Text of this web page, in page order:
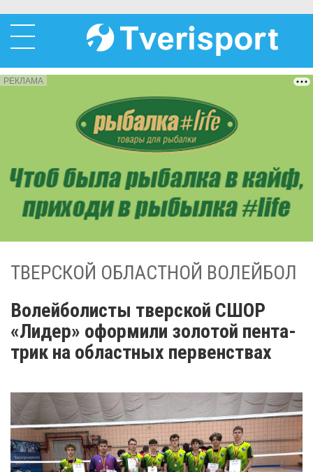
РЕКЛАМА
ТВЕРСКОЙ ОБЛАСТНОЙ ВОЛЕЙБОЛ
Волейболисты тверской СШОР
«Лидер» оформили золотой пента-
трик на областных первенствах